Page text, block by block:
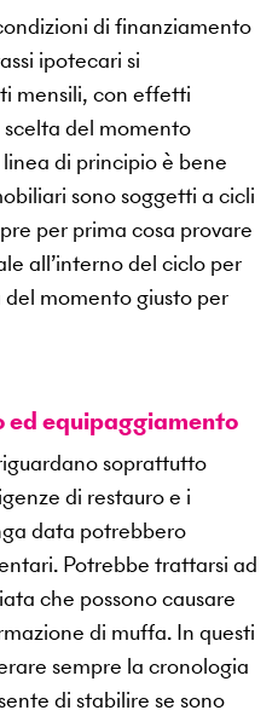
di finanziamento
ipotecari si
mensili, con effetti
del momento
di principio è bene
sono soggetti a cicli
per prima cosa provare
all’interno del ciclo per
momento giusto per
ed equipaggiamento
soprattutto
di restauro e i
data potrebbero
Potrebbe trattarsi ad
che possono causare
di muffa. In questi
sempre la cronologia
di stabilire se sono